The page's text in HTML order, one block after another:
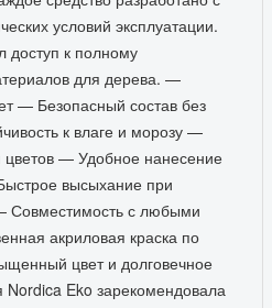
условий эксплуатации.
доступ к полному
для дерева. —
— Безопасный состав без
к влаге и морозу —
цветов — Удобное нанесение
высыхание при
Совместимость с любыми
акриловая краска по
цвет и долговечное
Eko зарекомендовала